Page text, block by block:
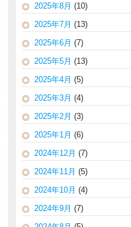
2025年8月 (10)
2025年7月 (13)
2025年6月 (7)
2025年5月 (13)
2025年4月 (5)
2025年3月 (4)
2025年2月 (3)
2025年1月 (6)
2024年12月 (7)
2024年11月 (5)
2024年10月 (4)
2024年9月 (7)